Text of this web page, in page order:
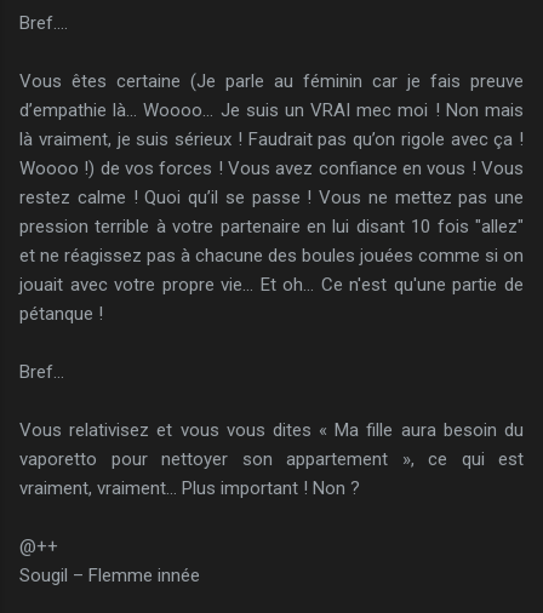
Bref….
Vous êtes certaine (Je parle au féminin car je fais preuve
d’empathie là… Woooo… Je suis un VRAI mec moi ! Non mais
là vraiment, je suis sérieux ! Faudrait pas qu’on rigole avec ça !
Woooo !) de vos forces ! Vous avez confiance en vous ! Vous
restez calme ! Quoi qu’il se passe ! Vous ne mettez pas une
pression terrible à votre partenaire en lui disant 10 fois "allez"
et ne réagissez pas à chacune des boules jouées comme si on
jouait avec votre propre vie... Et oh... Ce n'est qu'une partie de
pétanque !
Bref…
Vous relativisez et vous vous dites « Ma fille aura besoin du
vaporetto pour nettoyer son appartement », ce qui est
vraiment, vraiment… Plus important ! Non ?
@++
Sougil – Flemme innée